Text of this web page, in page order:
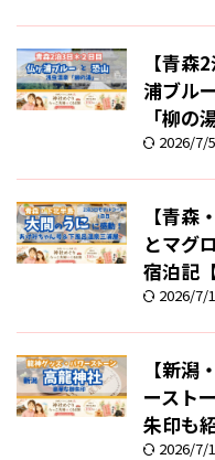
【青
浦ブル
「柳
2026/7/5
【青森
とマグ
宿泊記
2026/7/
【新
ースト
朱印も
2026/7/